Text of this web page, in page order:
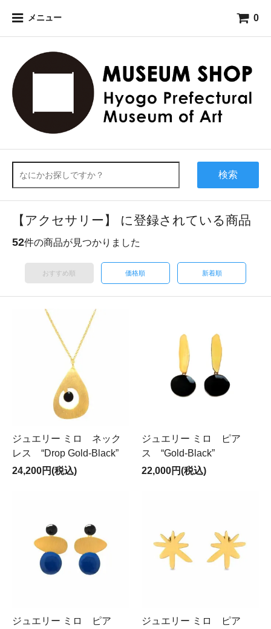
メニュー 0
検索
【アクセサリー】 に登録されている商品
52件の商品が見つかりました
おすすめ順 価格順 新着順
ジュエリー ミロ ネック
レス “Drop Gold-Black”
24,200円(税込)
ジュエリー ミロ ピア
ス “Gold-Black”
22,000円(税込)
ジュエリー ミロ ピア
ジュエリー ミロ ピア